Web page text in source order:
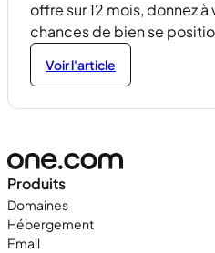
offre sur 12 mois, donnez
chances de bien se
Voir l'article
Produits
Domaines
Hébergement
Email